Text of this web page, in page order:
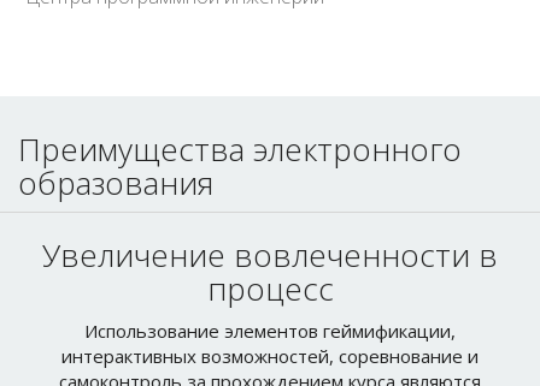
образования
Увеличение вовлеченности в
Использование элементов геймификации,
интерактивных возможностей, соревнование и
самоконтроль за прохождением курса являются
мощными инструментами вовлечения в учебный
процесс.